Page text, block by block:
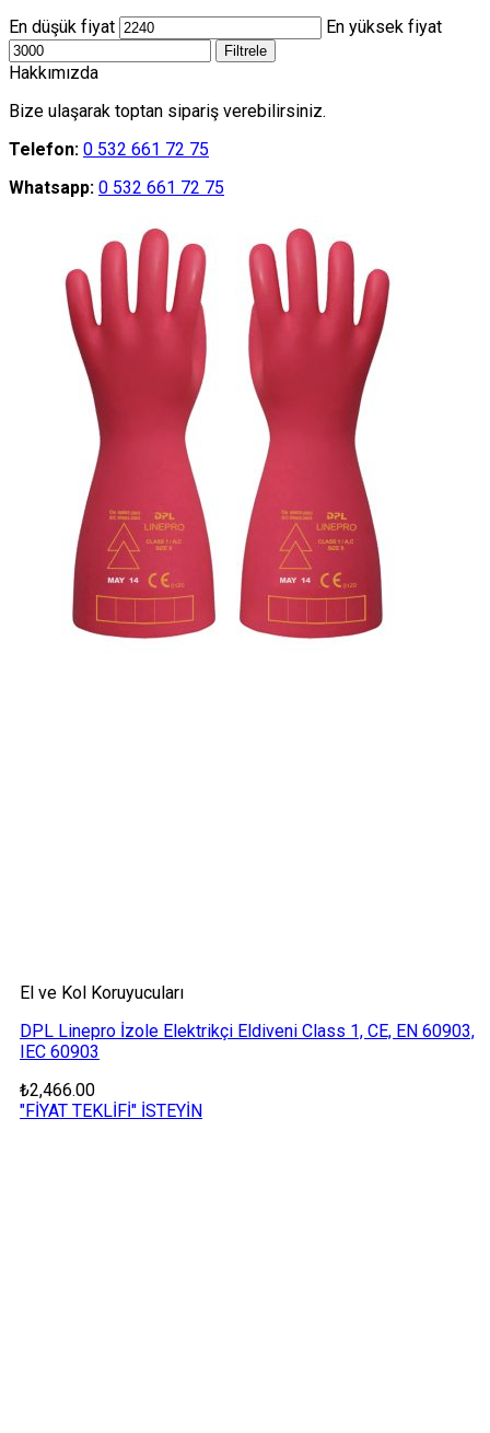
En düşük fiyat
En yüksek fiyat
Filtrele
Hakkımızda
Bize ulaşarak toptan sipariş verebilirsiniz.
Telefon: 0 532 661 72 75
Whatsapp: 0 532 661 72 75
El ve Kol Koruyucuları
DPL Linepro İzole Elektrikçi Eldiveni Class 1, CE, EN 60903,
IEC 60903
₺2,466.00
"FİYAT TEKLİFİ" İSTEYİN